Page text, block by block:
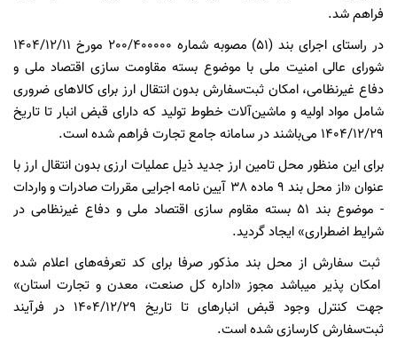
فراهم شد.
در راستای اجرای بند (5١) مصوبه شماره 200/400000 مورخ ١404/١2/١١
شورای عالی امنیت ملی با موضوع بسته مقاومت سازی اقتصاد ملی و
دفاع غیرنظامی، امکان ثبت‌سفارش بدون انتقال ارز برای کالاهای ضروری
شامل مواد اولیه و ماشین‌آلات خطوط تولید که دارای قبض انبار تا تاریخ
١404/١2/29 می‌باشند در سامانه جامع تجارت فراهم شده است.
برای این منظور محل تامین ارز جدید ذیل عملیات ارزی بدون انتقال ارز با
عنوان «از محل بند 9 ماده 38 آیین نامه اجرایی مقررات صادرات و واردات
- موضوع بند 5١ بسته مقاوم سازی اقتصاد ملی و دفاع غیرنظامی در
شرایط اضطراری» ایجاد گردید.
ثبت سفارش از محل بند مذکور صرفا برای کد تعرفه‌های اعلام شده
امکان پذیر میباشد مجوز «اداره کل‌ صنعت، معدن و تجارت استان»
جهت کنترل وجود قبض انبار‌های تا تاریخ ١404/١2/29 در فرآیند
ثبت‌سفارش کارسازی شده است.